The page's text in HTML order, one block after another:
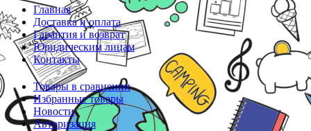
Главная
Доставка и оплата
Гарантия и возврат
Юридическим лицам
Контакты
Товары в сравнении
Избранные товары
Новости
Авторизация